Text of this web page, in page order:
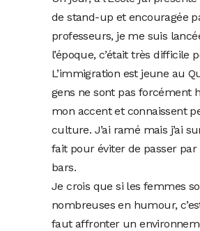
de stand-up et encouragée
professeurs, je me suis
l’époque, c’était très difficile
L’immigration est jeune au
gens ne sont pas forcément
mon accent et connaissent
culture. J’ai ramé mais j’ai
fait pour éviter de passer par
bars.
Je crois que si les femmes
nombreuses en humour,
faut affronter un